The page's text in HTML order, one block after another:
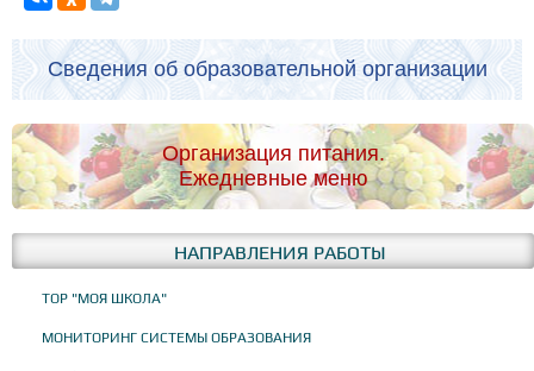
Сведения об образовательной организации
Организация питания.
Ежедневные меню
НАПРАВЛЕНИЯ РАБОТЫ
ТОР "МОЯ ШКОЛА"
МОНИТОРИНГ СИСТЕМЫ ОБРАЗОВАНИЯ